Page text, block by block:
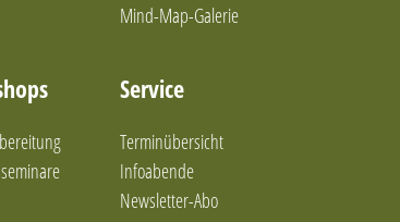
Mind-Map-Galerie
Service
Terminübersicht
Infoabende
Newsletter-Abo